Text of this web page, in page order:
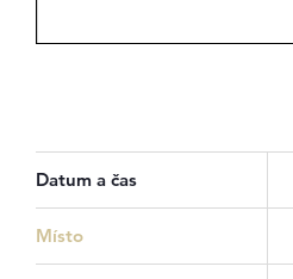
Datum a čas
Místo